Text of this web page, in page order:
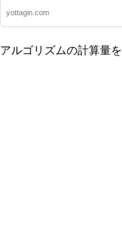
yottagin.com
アルゴリズムの計算量